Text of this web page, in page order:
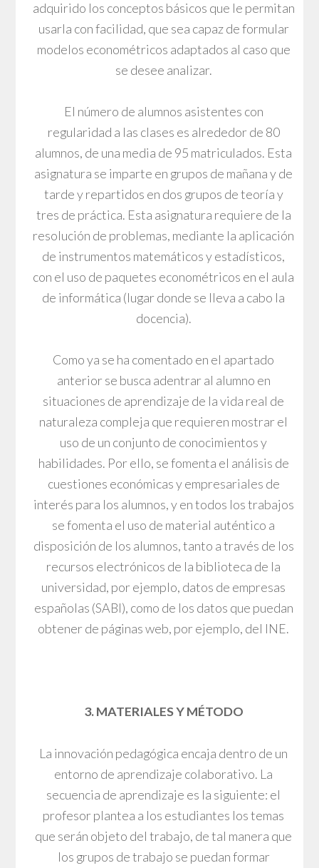
adquirido los conceptos básicos que le permitan
usarla con facilidad, que sea capaz de formular
modelos econométricos adaptados al caso que
se desee analizar.
El número de alumnos asistentes con
regularidad a las clases es alrededor de 80
alumnos, de una media de 95 matriculados. Esta
asignatura se imparte en grupos de mañana y de
tarde y repartidos en dos grupos de teoría y
tres de práctica. Esta asignatura requiere de la
resolución de problemas, mediante la aplicación
de instrumentos matemáticos y estadísticos,
con el uso de paquetes econométricos en el aula
de informática (lugar donde se lleva a cabo la
docencia).
Como ya se ha comentado en el apartado
anterior se busca adentrar al alumno en
situaciones de aprendizaje de la vida real de
naturaleza compleja que requieren mostrar el
uso de un conjunto de conocimientos y
habilidades. Por ello, se fomenta el análisis de
cuestiones económicas y empresariales de
interés para los alumnos, y en todos los trabajos
se fomenta el uso de material auténtico a
disposición de los alumnos, tanto a través de los
recursos electrónicos de la biblioteca de la
universidad, por ejemplo, datos de empresas
españolas (SABI), como de los datos que puedan
obtener de páginas web, por ejemplo, del INE.
3. MATERIALES Y MÉTODO
La innovación pedagógica encaja dentro de un
entorno de aprendizaje colaborativo. La
secuencia de aprendizaje es la siguiente: el
profesor plantea a los estudiantes los temas
que serán objeto del trabajo, de tal manera que
los grupos de trabajo se puedan formar